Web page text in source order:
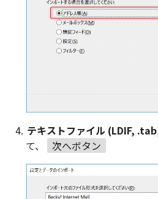
テキストファイル (LDIF,
て、
次へボタン